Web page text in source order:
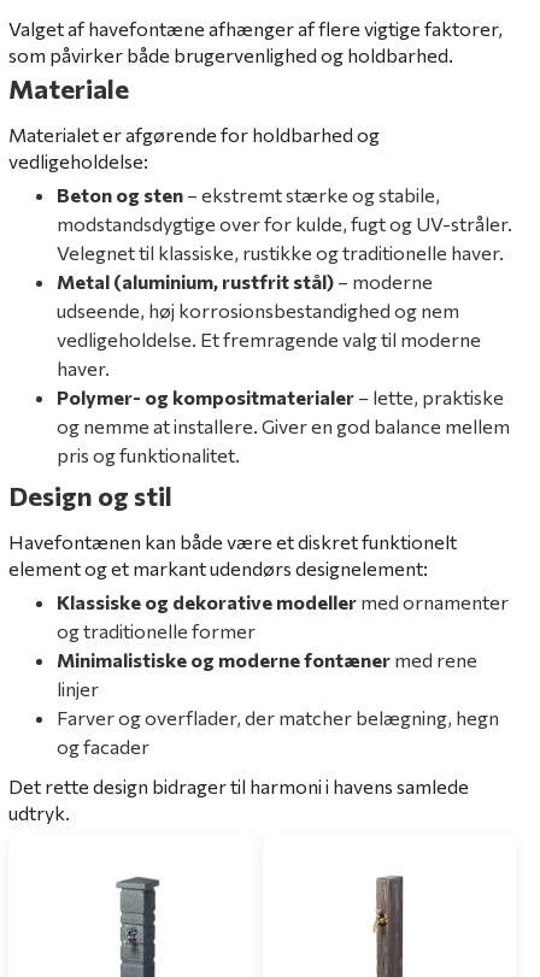
Valget af havefontæne afhænger af flere vigtige faktorer,
som påvirker både brugervenlighed og holdbarhed.
Materiale
Materialet er afgørende for holdbarhed og
vedligeholdelse:
Beton og sten – ekstremt stærke og stabile,
modstandsdygtige over for kulde, fugt og UV-stråler.
Velegnet til klassiske, rustikke og traditionelle haver.
Metal (aluminium, rustfrit stål) – moderne
udseende, høj korrosionsbestandighed og nem
vedligeholdelse. Et fremragende valg til moderne
haver.
Polymer- og kompositmaterialer – lette, praktiske
og nemme at installere. Giver en god balance mellem
pris og funktionalitet.
Design og stil
Havefontænen kan både være et diskret funktionelt
element og et markant udendørs designelement:
Klassiske og dekorative modeller med ornamenter
og traditionelle former
Minimalistiske og moderne fontæner med rene
linjer
Farver og overflader, der matcher belægning, hegn
og facader
Det rette design bidrager til harmoni i havens samlede
udtryk.